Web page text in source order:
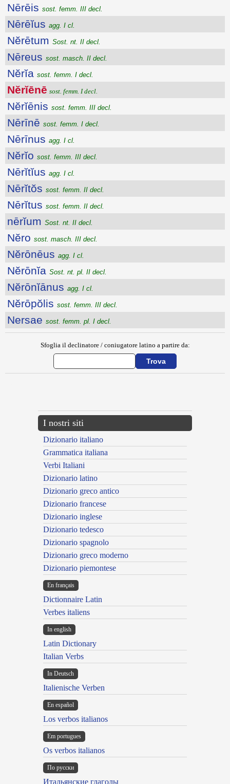
Nērēis sost. femm. III decl.
Nērēĭus agg. I cl.
Nĕrētum Sost. nt. II decl.
Nēreus sost. masch. II decl.
Nĕrĭa sost. femm. I decl.
Nĕrĭēnē sost. femm. I decl.
Nĕrĭēnis sost. femm. III decl.
Nērīnē sost. femm. I decl.
Nērīnus agg. I cl.
Nĕrĭo sost. femm. III decl.
Nērĭtĭus agg. I cl.
Nērĭtŏs sost. femm. II decl.
Nērĭtus sost. femm. II decl.
nērĭum Sost. nt. II decl.
Nĕro sost. masch. III decl.
Nĕrōnēus agg. I cl.
Nĕrōnĭa Sost. nt. pl. II decl.
Nĕrōnĭānus agg. I cl.
Nĕrōpŏlis sost. femm. III decl.
Nersae sost. femm. pl. I decl.
Sfoglia il declinatore / coniugatore latino a partire da:
I nostri siti
Dizionario italiano
Grammatica italiana
Verbi Italiani
Dizionario latino
Dizionario greco antico
Dizionario francese
Dizionario inglese
Dizionario tedesco
Dizionario spagnolo
Dizionario greco moderno
Dizionario piemontese
En français
Dictionnaire Latin
Verbes italiens
In english
Latin Dictionary
Italian Verbs
In Deutsch
Italienische Verben
En español
Los verbos italianos
Em portugues
Os verbos italianos
По русски
Итальянские глаголы